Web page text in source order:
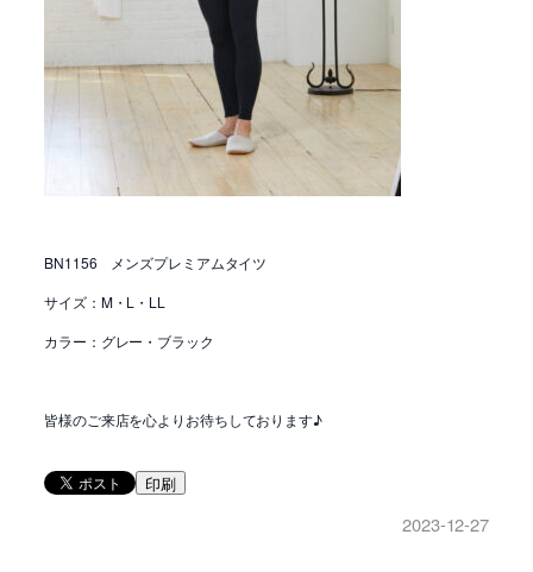
BN1156 メンズプレミアムタイツ
サイズ：M・L・LL
カラー：グレー・ブラック
皆様のご来店を心よりお待ちしております♪
印刷
2023-12-27